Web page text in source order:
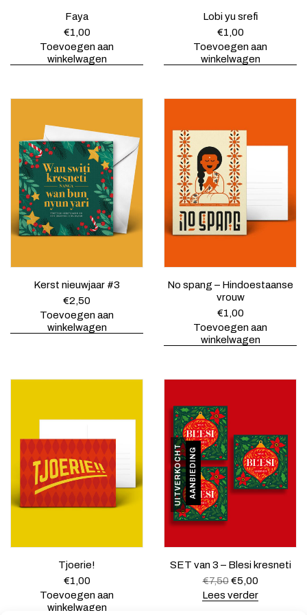
,
5
0
Faya
€1,00
Toevoegen aan
winkelwagen
Lobi yu srefi
€1,00
Toevoegen aan
winkelwagen
Kerst nieuwjaar #3
€2,50
Toevoegen aan
winkelwagen
No spang – Hindoestaanse
vrouw
€1,00
Toevoegen aan
winkelwagen
Tjoerie!
€1,00
Toevoegen aan
winkelwagen
UITVERKOCHTAANBIEDING
SET van 3 – Blesi kresneti
€7,50 O
o
r
€5,00H
u
i
Lees verder